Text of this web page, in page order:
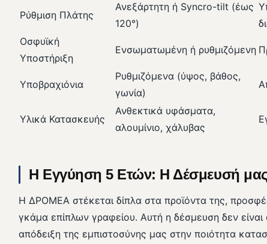
Ρύθμιση Πλάτης
Ανεξάρτητη ή Syncro-tilt (έως
120°)
Οσφυϊκή
Υποστήριξη
Ενσωματωμένη ή ρυθμιζόμενη
Υποβραχιόνια
Ρυθμιζόμενα (ύψος, βάθος,
γωνία)
Υλικά Κατασκευής
Ανθεκτικά υφάσματα,
αλουμίνιο, χάλυβας
Η Εγγύηση 5 Ετών: Η Δέσμευσή
Η ΔΡΟΜΕΑ στέκεται δίπλα στα προϊόντα της,
γκάμα επίπλων γραφείου. Αυτή η δέσμευση δεν
απόδειξη της εμπιστοσύνης μας στην ποιότητα